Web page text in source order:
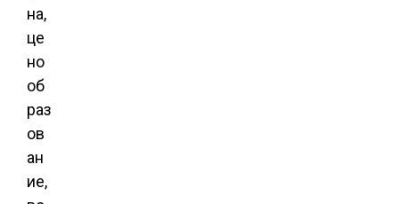
на,
це
но
об
раз
ов
ан
ие,